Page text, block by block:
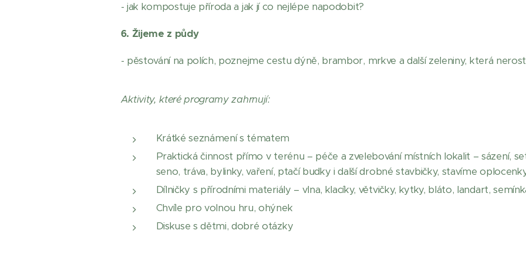
- jak kompostuje příroda a jak jí co nejlépe napodobit?
6. Žijeme z půdy
- pěstování na polích, poznejme cestu dýně, brambor, mrkve a další zeleniny, která
Aktivity, které programy zahrnují:
Krátké seznámení s tématem
Praktická činnost přímo v terénu – péče a zvelebování místních lokalit – sázení,
seno, tráva, bylinky, vaření, ptačí budky i další drobné stavbičky, stavíme
Dílničky s přírodními materiály – vlna, klacíky, větvičky, kytky, bláto, landart,
Chvíle pro volnou hru, ohýnek
Diskuse s dětmi, dobré otázky